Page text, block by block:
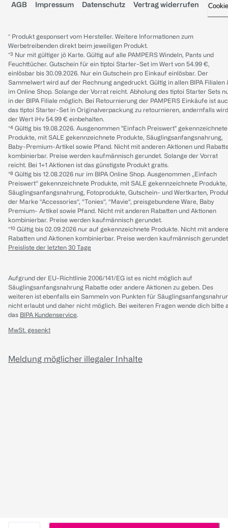
AGB Impressum Datenschutz Vertrag widerrufen
* Produkt gesponsert vom Hersteller. Weitere Informationen zum
Werbetreibenden direkt beim jeweiligen Produkt.
*³ Nur mit gültiger jö Karte. Gültig auf alle PAMPERS Windeln, Pants und
Feuchttücher. Gutschein für ein tiptoi Starter-Set im Wert von 54.99 €,
einlösbar bis 30.09.2026. Nur ein Gutschein pro Einkauf einlösbar. Der
Sammelwert wird auf der Rechnung angedruckt. Gültig in allen BIPA Filialen
im Online Shop. Solange der Vorrat reicht. Abholung des tiptoi Starter Sets
in der BIPA Filiale möglich. Bei Retournierung der PAMPERS Einkäufe ist
das tiptoi Starter-Set in Originalverpackung zu retournieren, andernfalls wird
der Wert iHv 54.99 € einbehalten.
*⁴ Gültig bis 19.08.2026. Ausgenommen "Einfach Preiswert" gekennzeichnete
Produkte, mit SALE gekennzeichnete Produkte, Säuglingsanfangsnahrung,
Baby-Premium-Artikel sowie Pfand. Nicht mit anderen Aktionen und
kombinierbar. Preise werden kaufmännisch gerundet. Solange der Vorrat
reicht. Bei 1+1 Aktionen ist das günstigste Produkt gratis.
*⁸ Gültig bis 12.08.2026 nur im BIPA Online Shop. Ausgenommen „Einfach
Preiswert“ gekennzeichnete Produkte, mit SALE gekennzeichnete Produkte,
Säuglingsanfangsnahrung, Fotoprodukte, Gutschein- und Wertkarten,
der Marke “Accessories“, “Tonies“, “Mavie“, preisgebundene Ware, Baby
Premium- Artikel sowie Pfand. Nicht mit anderen Rabatten und Aktionen
kombinierbar. Preise werden kaufmännisch gerundet.
*¹⁰ Gültig bis 02.09.2026 nur auf gekennzeichnete Produkte. Nicht mit
Rabatten und Aktionen kombinierbar. Preise werden kaufmännisch
Preisliste der letzten 30 Tage
Aufgrund der EU-Richtlinie 2006/141/EG ist es nicht möglich auf
Säuglingsanfangsnahrung Rabatte oder andere Aktionen zu geben. Des
weiteren ist ebenfalls ein Sammeln von Punkten für
nicht erlaubt und daher nicht möglich. Bei weiteren Fragen wende dich bitte
das BIPA Kundenservice.
MwSt. gesenkt
Meldung möglicher illegaler Inhalte